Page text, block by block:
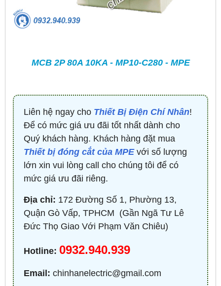
MCB 2P 80A 10KA - MP10-C280 - MPE
Liên hệ ngay cho Thiết Bị Điện Chí Nhân!
Để có mức giá ưu đãi tốt nhất dành cho
Quý khách hàng. Khách hàng đặt mua
Thiết bị đóng cắt của MPEvới số lượng
lớn xin vui lòng call cho chúng tôi để có
mức giá ưu đãi riêng.
Địa chỉ: 172 Đường Số 1, Phường 13,
Quận Gò Vấp, TPHCM ​ (Gần Ngã Tư Lê
Đức Thọ Giao Với Phạm Văn Chiêu)
Hotline: 0932.940.939
Email: chinhanelectric@gmail.com